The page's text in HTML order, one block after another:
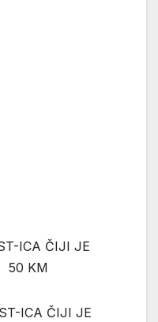
ICA ČIJI JE
50 KM
ICA ČIJI JE